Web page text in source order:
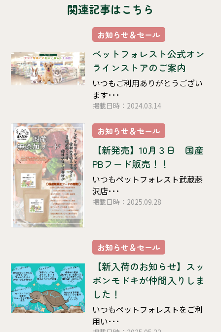
関連記事はこちら
お知らせ＆セール
ペットフォレスト公式オン
ラインストアのご案内
いつもご利用ありがとうござい
ます･･･
掲載日時：2024.03.14
お知らせ＆セール
【新発売】10月３日 国産
PBフード販売！！
いつもペットフォレスト武蔵藤
沢店･･･
掲載日時：2025.09.28
お知らせ＆セール
【新入荷のお知らせ】スッ
ポンモドキが仲間入りしま
した！
いつもペットフォレストをご利
用い･･･